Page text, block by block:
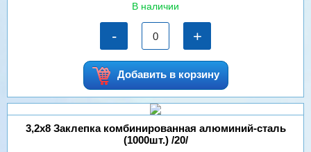
В наличии
- +
Добавить в корзину
3,2х8 Заклепка комбинированная алюминий-сталь
(1000шт.) /20/